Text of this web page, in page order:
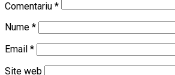
Comentariu *
Nume *
Email *
Site web